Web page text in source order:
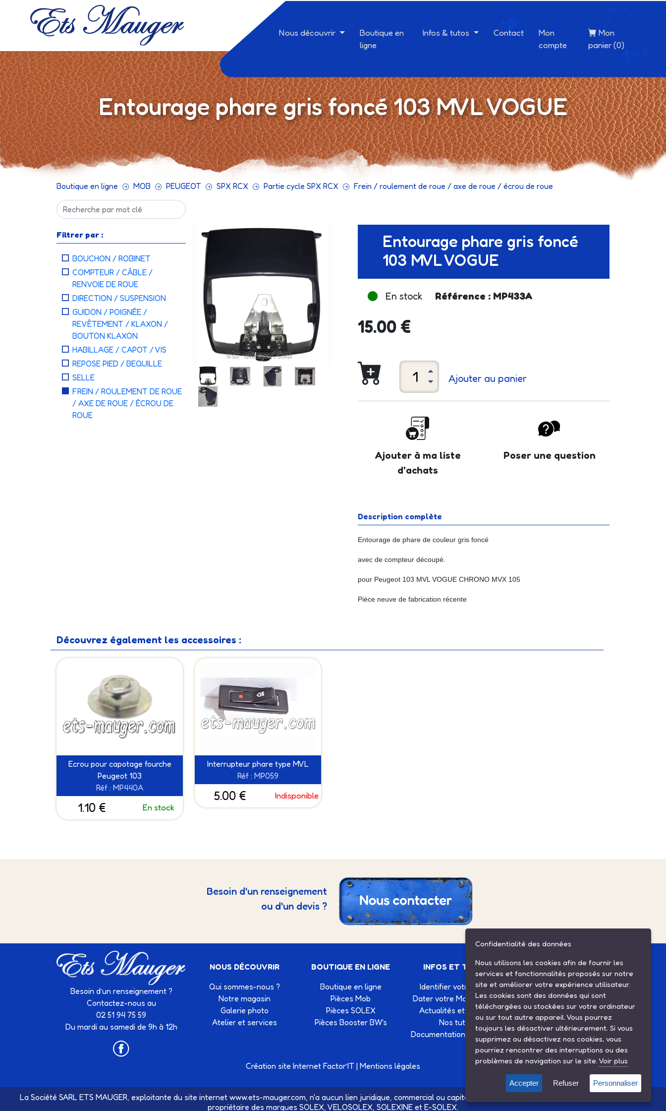
Nous découvrir
Boutique en
ligne
Infos & tutos Contact
Mon
compte
Mon
panier (0)
Entourage phare gris foncé 103 MVL VOGUE
Boutique en ligne MOB PEUGEOT SPX RCX Partie cycle SPX RCX Frein / roulement de roue / axe de roue / écrou de roue
Filtrer par :
BOUCHON / ROBINET
COMPTEUR / CÂBLE /
RENVOIE DE ROUE
DIRECTION / SUSPENSION
GUIDON / POIGNÉE /
REVÊTEMENT / KLAXON /
BOUTON KLAXON
HABILLAGE / CAPOT / VIS
REPOSE PIED / BEQUILLE
SELLE
FREIN / ROULEMENT DE ROUE
/ AXE DE ROUE / ÉCROU DE
ROUE
Entourage phare gris foncé
103 MVL VOGUE
En stock Référence : MP433A
15.00 €
Ajouter au panier
Ajouter à ma liste
d'achats
Poser une question
Description complète
Entourage de phare de couleur gris foncé
avec de compteur découpé.
pour Peugeot 103 MVL VOGUE CHRONO MVX 105
Pièce neuve de fabrication récente
Découvrez également les accessoires :
Ecrou pour capotage fourche
Peugeot 103
Réf : MP440A
1.10 € En stock
Interrupteur phare type MVL
Réf : MP059
5.00 € Indisponible
Besoin d'un renseignement
ou d'un devis ?
Besoin d’un renseignement ?
Contactez-nous au
02 51 94 75 59
Du mardi au samedi de 9h à 12h
NOUS DÉCOUVRIR
Qui sommes-nous ?
Notre magasin
Galerie photo
Atelier et services
BOUTIQUE EN LIGNE
Boutique en ligne
Pièces Mob
Pièces SOLEX
Pièces Booster BW's
INFOS ET TUTOS
Identifier votre Solex
Dater votre Motobécane
Actualités et agenda
Nos tutos
Documentation technique
ESPACE CLIENT
Mes commandes
Mes informations
Mes listes d'achats
Conditions générales de
Contactez-nous
Création site Internet Factor’IT | Mentions légales
La Société SARL ETS MAUGER, exploitante du site internet www.ets-mauger.com, n'a aucun lien juridique, commercial ou capitalistique avec la société SINBAR - Groupe Easybike
propriétaire des marques SOLEX, VELOSOLEX, SOLEXINE et E-SOLEX.
Confidentialité des données
Nous utilisons les cookies afin de fournir les
services et fonctionnalités proposés sur notre
site et améliorer votre expérience utilisateur.
Les cookies sont des données qui sont
téléchargées ou stockées sur votre ordinateur
ou sur tout autre appareil. Vous pourrez
toujours les désactiver ultérieurement. Si vous
supprimez ou désactivez nos cookies, vous
pourriez rencontrer des interruptions ou des
problèmes de navigation sur le site. Voir plus
Accepter Refuser Personnaliser